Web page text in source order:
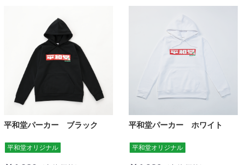
平和堂パーカー ブラック
平和堂オリジナル
平和堂パーカー ホワイト
平和堂オリジナル